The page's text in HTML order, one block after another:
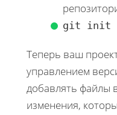
git init
Теперь ваш
управлением
добавлять файлы
изменения,